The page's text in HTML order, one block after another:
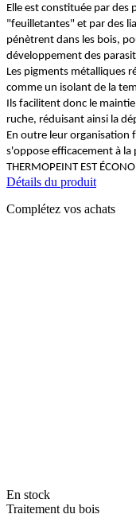
Elle est constituée par
"feuilletantes" et par des
pénètrent dans les bois,
développement des
Les pigments métalliques
comme un isolant de la
Ils facilitent donc le
ruche, réduisant ainsi la
En outre leur organisation
s'oppose efficacement à
THERMOPEINT EST
Détails du produit
Complétez vos achats
En stock
Traitement du bois